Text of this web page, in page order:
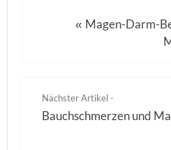
« Magen-Darm-
Nächster Artikel -
Bauchschmerzen und